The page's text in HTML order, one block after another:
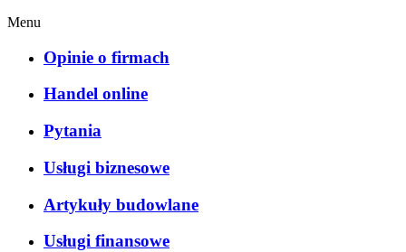
Menu
Opinie o firmach
Handel online
Pytania
Usługi biznesowe
Artykuły budowlane
Usługi finansowe